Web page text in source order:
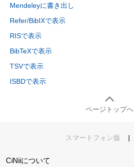
Mendeleyに書き出し
Refer/BibIXで表示
RISで表示
BibTeXで表示
TSVで表示
ISBDで表示
ページトップへ
スマートフォン版 |
CiNiiについて